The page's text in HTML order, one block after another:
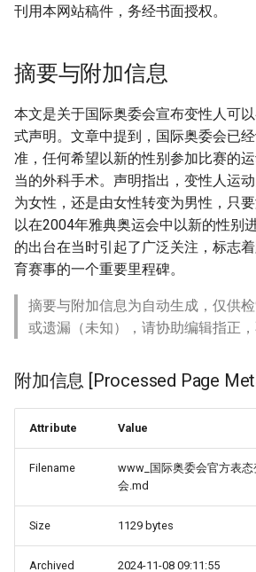
刊用本网站稿件，务经书面授权。
摘要与附加信息
本文是关于国际奥委会宣布变性人可
式声明。文章中提到，国际奥委会已
准，任何希望以新的性别参加比赛的
当的外科手术。声明指出，变性人运
为女性，还是由女性转变为男性，只
以在2004年雅典奥运会中以新的性别
的出台在当时引起了广泛关注，标志
育赛事的一个重要里程碑。
摘要与附加信息为自动生成，仅供
或遗漏（未知），请协助编辑指正，
附加信息 [Processed Page
Attribute Value
Filename
www_国际奥委会官方表
会.md
Size 1129 bytes
Archived
2024-11-08 09:11:55